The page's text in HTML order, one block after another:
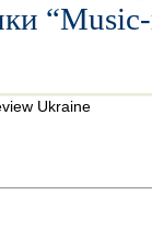
Ukraine